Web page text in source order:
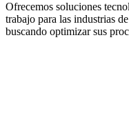
Ofrecemos soluciones
trabajo para las industrias
buscando optimizar sus